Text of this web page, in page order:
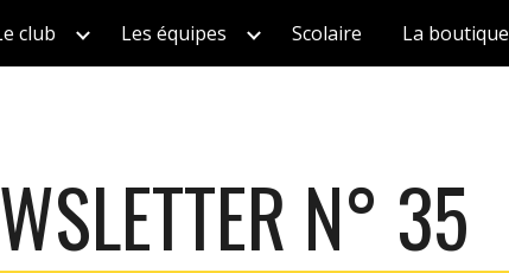
content Skip to navigation
club Les équipes Scolaire La boutique
N° 35